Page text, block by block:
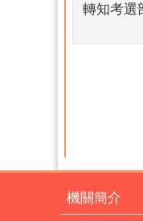
轉知考選
機關簡介